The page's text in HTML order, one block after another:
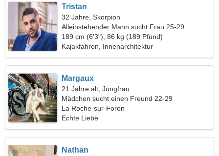
Tristan
32 Jahre, Skorpion
Alleinstehender Mann sucht Frau 25-29
189 cm (6'3"), 86 kg (189 Pfund)
Kajakfahren, Innenarchitektur
Margaux
21 Jahre alt, Jungfrau
Mädchen sucht einen Freund 22-29
La Roche-sur-Foron
Echte Liebe
Nathan